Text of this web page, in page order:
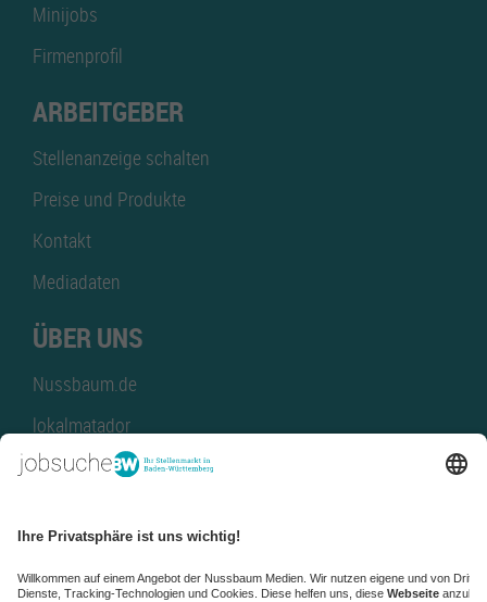
Minijobs
Firmenprofil
ARBEITGEBER
Stellenanzeige schalten
Preise und Produkte
Kontakt
Mediadaten
ÜBER UNS
Nussbaum.de
lokalmatador
kaufinBW
NussbaumID
Nussbaum Medien